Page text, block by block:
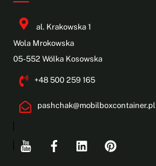
al. Krakowska 1
Wola Mrokowska
05-552 Wólka Kosowska
+48 500 259 165
pashchak@mobilboxcontainer.pl